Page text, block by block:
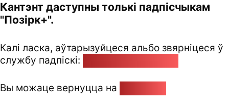
Кантэнт даступны толькі падпісчыкам
"Позірк+".
Калі ласка, аўтарызуйцеся альбо звярніцеся ў
службу падпіскі:
Вы можаце вернуцца на